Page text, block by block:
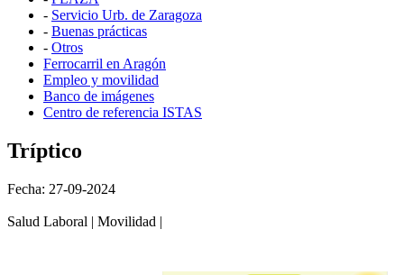
- Servicio Urb. de Zaragoza
- Buenas prácticas
- Otros
Ferrocarril en Aragón
Empleo y movilidad
Banco de imágenes
Centro de referencia ISTAS
Tríptico
Fecha: 27-09-2024
Salud Laboral | Movilidad |